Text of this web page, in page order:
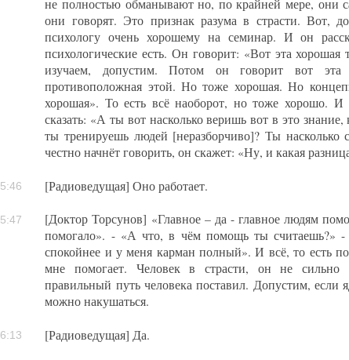
не полностью обманывают но, по крайней мере, они
они говорят. Это признак разума в страсти. Вот,
психологу очень хорошему на семинар. И он
психологические есть. Он говорит: «Вот эта
изучаем, допустим. Потом он говорит вот
противоположная этой. Но тоже хорошая. Но
хорошая». То есть всё наоборот, но тоже хорошо.
сказать: «А ты вот насколько веришь вот в это знание,
ты тренируешь людей [неразборчиво]? Ты
честно начнёт говорить, он скажет: «Ну, и какая
[Радиоведущая] Оно работает.
[Доктор Торсунов] «Главное – да - главное людям
помогало». - «А что, в чём помощь ты считаешь?»
спокойнее и у меня карман полный». И всё, то есть
мне помогает. Человек в страсти, он не сильно
правильный путь человека поставил. Допустим,
можно накушаться.
[Радиоведущая] Да.